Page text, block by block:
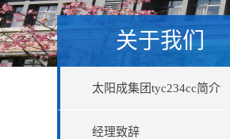
关于我们
​太阳成集团tyc234cc简介
经理致辞